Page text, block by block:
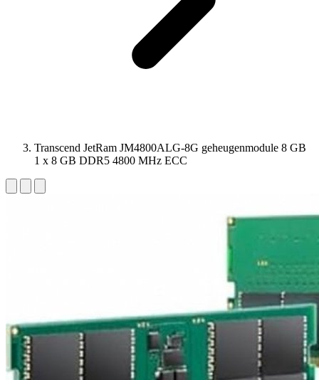
Transcend JetRam JM4800ALG-8G geheugenmodule 8 GB
1 x 8 GB DDR5 4800 MHz ECC